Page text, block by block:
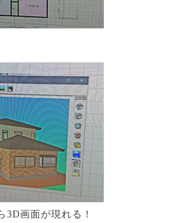
3D画面が現れる！